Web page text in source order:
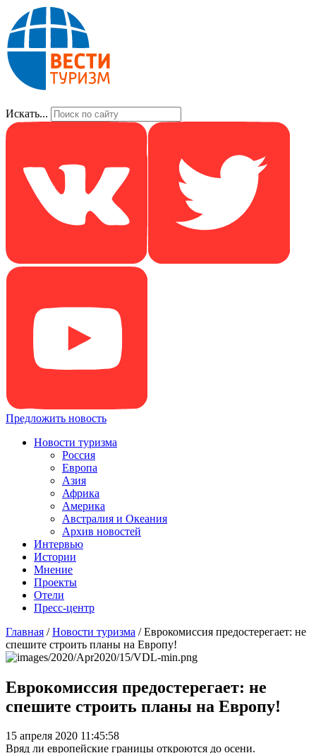
Искать...
Предложить новость
Новости туризма
Россия
Европа
Азия
Африка
Америка
Австралия и Океания
Архив новостей
Интервью
Истории
Мнение
Проекты
Отели
Пресс-центр
Главная /Новости туризма /Еврокомиссия предостерегает: не
спешите строить планы на Европу!
Еврокомиссия предостерегает: не
спешите строить планы на Европу!
15 апреля 2020 11:45:58
Вряд ли европейские границы откроются до осени.